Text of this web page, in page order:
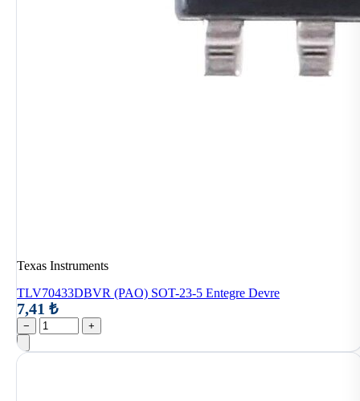
Texas Instruments
TLV70433DBVR (PAO) SOT-23-5 Entegre Devre
7,41 ₺
− +